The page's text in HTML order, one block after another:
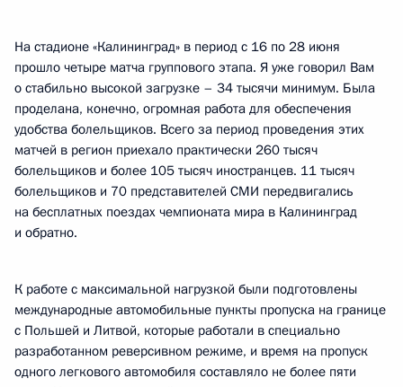
На стадионе «Калининград» в период с 16 по 28 июня
прошло четыре матча группового этапа. Я уже говорил Вам
о стабильно высокой загрузке – 34 тысячи минимум. Была
проделана, конечно, огромная работа для обеспечения
удобства болельщиков. Всего за период проведения этих
матчей в регион приехало практически 260 тысяч
болельщиков и более 105 тысяч иностранцев. 11 тысяч
болельщиков и 70 представителей СМИ передвигались
на бесплатных поездах чемпионата мира в Калининград
и обратно.
К работе с максимальной нагрузкой были подготовлены
международные автомобильные пункты пропуска на границе
с Польшей и Литвой, которые работали в специально
разработанном реверсивном режиме, и время на пропуск
одного легкового автомобиля составляло не более пяти